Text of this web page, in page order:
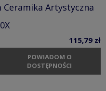
Artystyczna
115,79 zł
POWIADOM O
DOSTĘPNOŚCI